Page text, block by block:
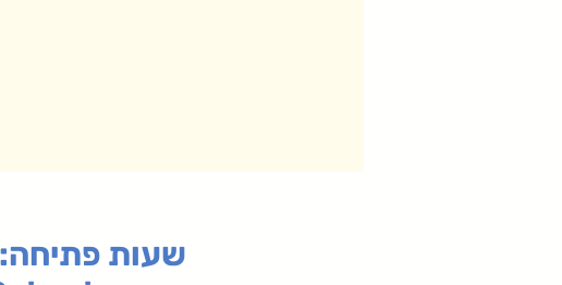
:שעות פתיחה